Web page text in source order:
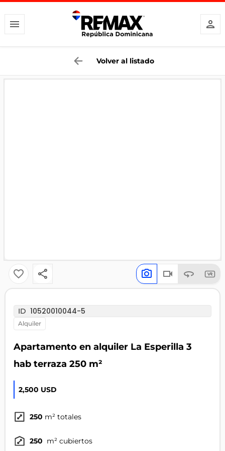
Volver al listado
ID 10520010044-5
alquiler
Apartamento en alquiler La Esperilla 3
hab terraza 250 m²
2,500 USD
250 m² totales
250 m² cubiertos